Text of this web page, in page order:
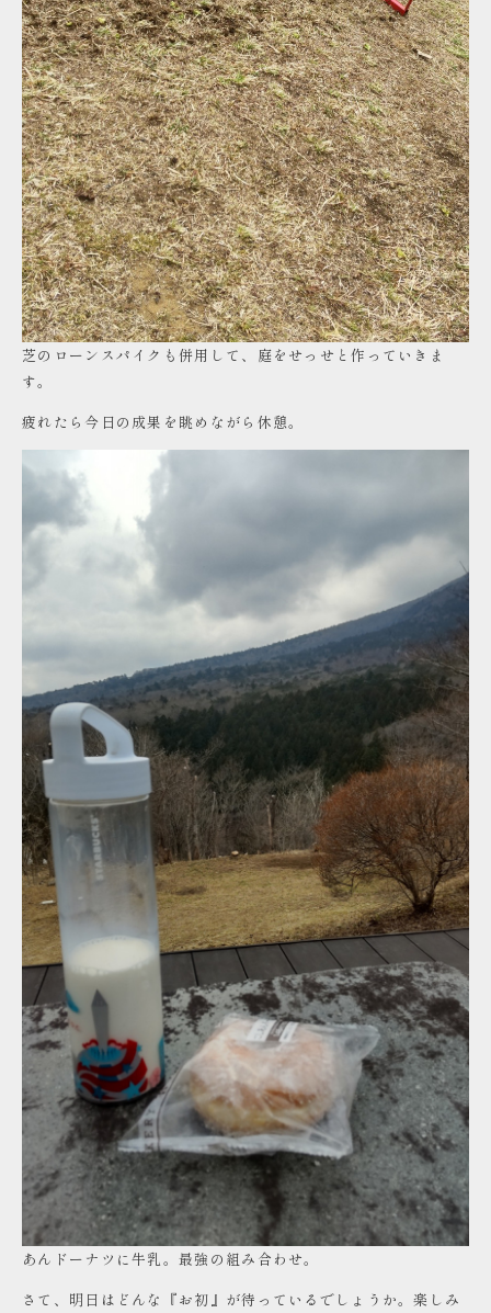
芝のローンスパイクも併用して、庭をせっせと作っていきま
す。
疲れたら今日の成果を眺めながら休憩。
あんドーナツに牛乳。最強の組み合わせ。
さて、明日はどんな『お初』が待っているでしょうか。楽しみ